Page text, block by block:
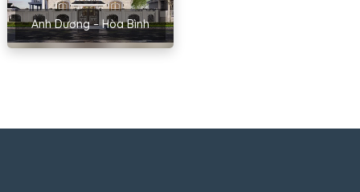
Anh Dương – Hòa Bình